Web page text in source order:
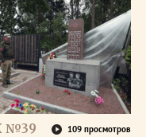
№39 109 просмотров